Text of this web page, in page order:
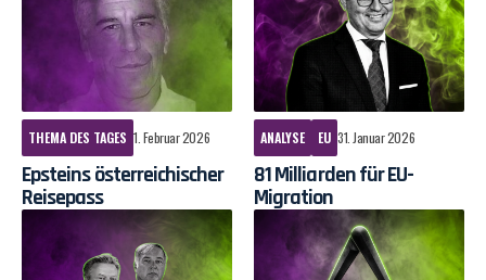
THEMA DES TAGES 1. Februar 2026
Epsteins österreichischer
Reisepass
ANALYSE EU 31. Januar 2026
81 Milliarden für EU-
Migration